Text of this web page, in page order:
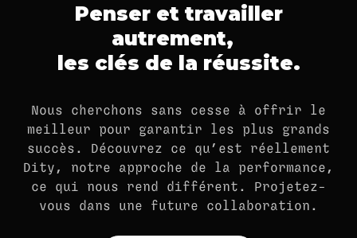
Penser et travailler
autrement,
les clés de la réussite.
Nous cherchons sans cesse à offrir le
meilleur pour garantir les plus grands
succès. Découvrez ce qu’est réellement
Dity, notre approche de la performance,
ce qui nous rend différent. Projetez-
vous dans une future collaboration.